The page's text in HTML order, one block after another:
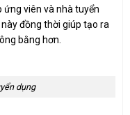
ứng viên và nhà tuyển
đồng thời giúp tạo ra
bằng hơn.
dụng